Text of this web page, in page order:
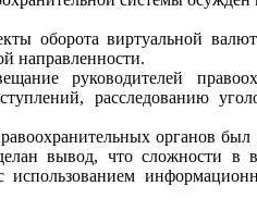
оборота виртуальной
направленности.
руководителей
расследованию
органов был
вывод, что сложности в
использованием